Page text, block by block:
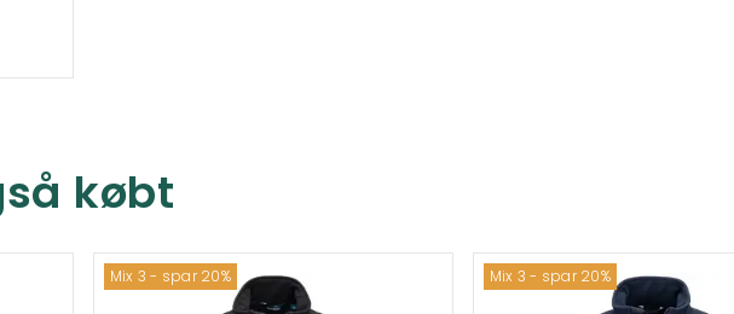
købt
Mix 3 - spar 20% Mix 3 - spar 20%